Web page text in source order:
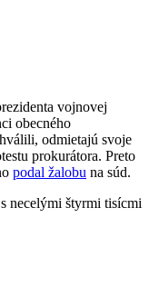
vojnovej
obecného
odmietajú svoje
prokurátora. Preto
podal žalobu na súd.
necelými štyrmi tisícmi